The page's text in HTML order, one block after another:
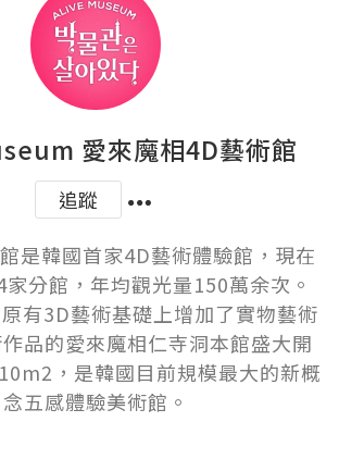
愛來魔相4D藝術館
追蹤
是韓國首家4D藝術體驗館，現在
分館，年均觀光量150萬余次。
有3D藝術基礎上增加了實物藝術
品的愛來魔相仁寺洞本館盛大開
，是韓國目前規模最大的新概